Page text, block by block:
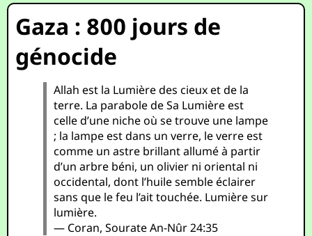
Gaza : 800 jours de
génocide
Allah est la Lumière des cieux et de la
terre. La parabole de Sa Lumière est
celle d’une niche où se trouve une lampe
; la lampe est dans un verre, le verre est
comme un astre brillant allumé à partir
d’un arbre béni, un olivier ni oriental ni
occidental, dont l’huile semble éclairer
sans que le feu l’ait touchée. Lumière sur
lumière.
— Coran, Sourate An-Nûr 24:35